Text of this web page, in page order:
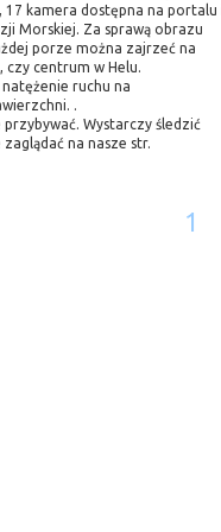
17 kamera dostępna na portalu
Morskiej. Za sprawą obrazu
porze można zajrzeć na
czy centrum w Helu.
ruchu na
.
Wystarczy śledzić
na nasze str.
1